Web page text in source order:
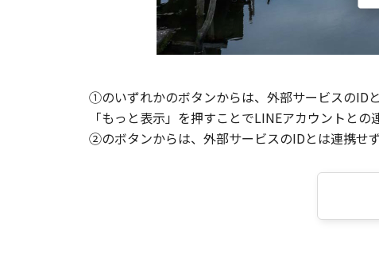
①のいずれかのボタンからは、外部サービスのID
「もっと表示」を押すことでLINEアカウントとの
②のボタンからは、外部サービスのIDとは連携せ